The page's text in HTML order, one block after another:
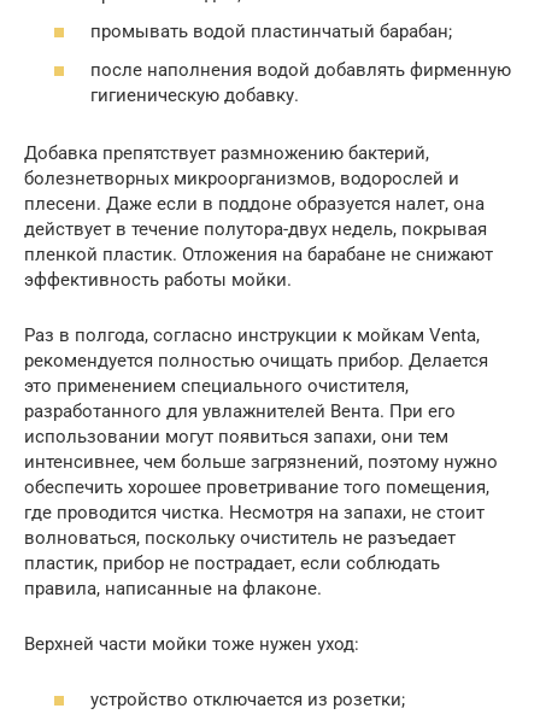
промывать водой пластинчатый барабан;
после наполнения водой добавлять фирменную
гигиеническую добавку.
Добавка препятствует размножению бактерий,
болезнетворных микроорганизмов, водорослей и
плесени. Даже если в поддоне образуется налет, она
действует в течение полутора-двух недель, покрывая
пленкой пластик. Отложения на барабане не снижают
эффективность работы мойки.
Раз в полгода, согласно инструкции к мойкам Venta,
рекомендуется полностью очищать прибор. Делается
это применением специального очистителя,
разработанного для увлажнителей Вента. При его
использовании могут появиться запахи, они тем
интенсивнее, чем больше загрязнений, поэтому нужно
обеспечить хорошее проветривание того помещения,
где проводится чистка. Несмотря на запахи, не стоит
волноваться, поскольку очиститель не разъедает
пластик, прибор не пострадает, если соблюдать
правила, написанные на флаконе.
Верхней части мойки тоже нужен уход:
устройство отключается из розетки;